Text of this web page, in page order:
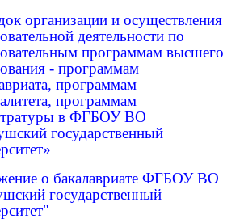
организации и осуществления
деятельности по
программам высшего
- программам
программам
программам
в ФГБОУ ВО
государственный
о бакалавриате ФГБОУ ВО
государственный